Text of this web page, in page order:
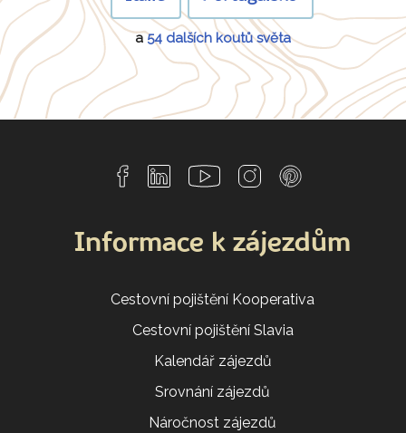
a54 dalších koutů světa
Informace k zájezdům
Cestovní pojištění Kooperativa
Cestovní pojištění Slavia
Kalendář zájezdů
Srovnání zájezdů
Náročnost zájezdů